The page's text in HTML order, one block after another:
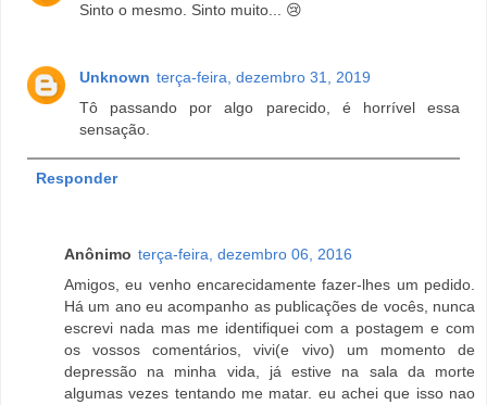
Sinto o mesmo. Sinto muito... 😢
Unknown terça-feira, dezembro 31, 2019
Tô passando por algo parecido, é horrível essa
sensação.
Responder
Anônimo terça-feira, dezembro 06, 2016
Amigos, eu venho encarecidamente fazer-lhes um pedido.
Há um ano eu acompanho as publicações de vocês, nunca
escrevi nada mas me identifiquei com a postagem e com
os vossos comentários, vivi(e vivo) um momento de
depressão na minha vida, já estive na sala da morte
algumas vezes tentando me matar. eu achei que isso nao